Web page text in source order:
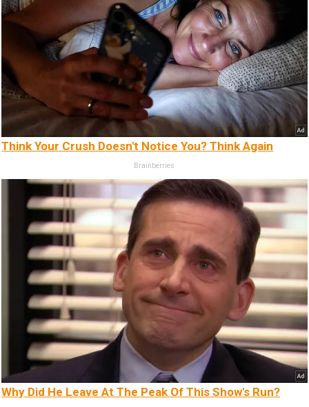
Think Your Crush Doesn't Notice You? Think Again
Brainberries
Why Did He Leave At The Peak Of This Show's Run?